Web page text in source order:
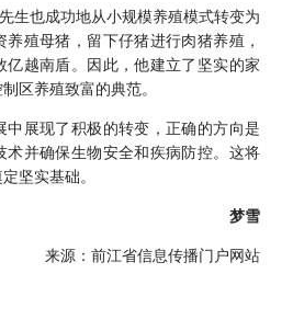
先生也成功地从小规模养殖模式转变为
殖母猪，留下仔猪进行肉猪养殖，
越南盾。因此，他建立了坚实的家
区养殖致富的典范。
展现了积极的转变，正确的方向是
术并确保生物安全和疾病防控。这将
坚实基础。
梦雪
来源：前江省信息传播门户网站